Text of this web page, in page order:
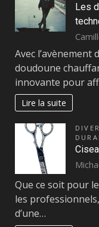
Les
Avec
doudoune
innovante pour
Lire la suite
Que ce soit pour
les
d’une…